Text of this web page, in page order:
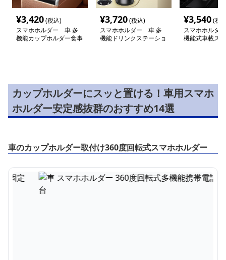
¥3,420(税込)
スマホホルダー 車 多
機能カップホルダー食事
¥3,720(税込)
スマホホルダー 車 多
機能ドリンクステーショ
¥3,540(税
スマホホルダ
機能式車載ス
カップホルダーにスッと置ける！車用スマホ
ホルダー安定感抜群のおすすめ14選
車のカップホルダー取付け360度回転式スマホホルダー